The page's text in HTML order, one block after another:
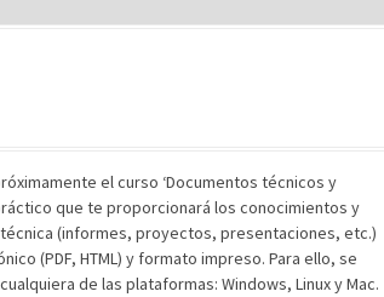
el curso ‘Documentos técnicos y
que te proporcionará los conocimientos y
(informes, proyectos, presentaciones, etc.)
(PDF, HTML) y formato impreso. Para ello, se
de las plataformas: Windows, Linux y Mac.